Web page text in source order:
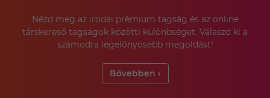
Nézd meg az irodai prémium tagság és az online
társkereső tagságok közötti különbséget. Válaszd ki a
számodra legelőnyösebb megoldást!
Bővebben ›